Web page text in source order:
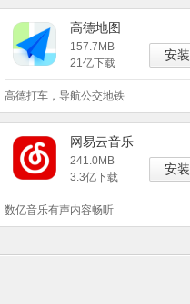
高德地图
157.7MB
21亿下载
安装
高德打车，导航公交地铁
网易云音乐
241.0MB
3.3亿下载
安装
数亿音乐有声内容畅听